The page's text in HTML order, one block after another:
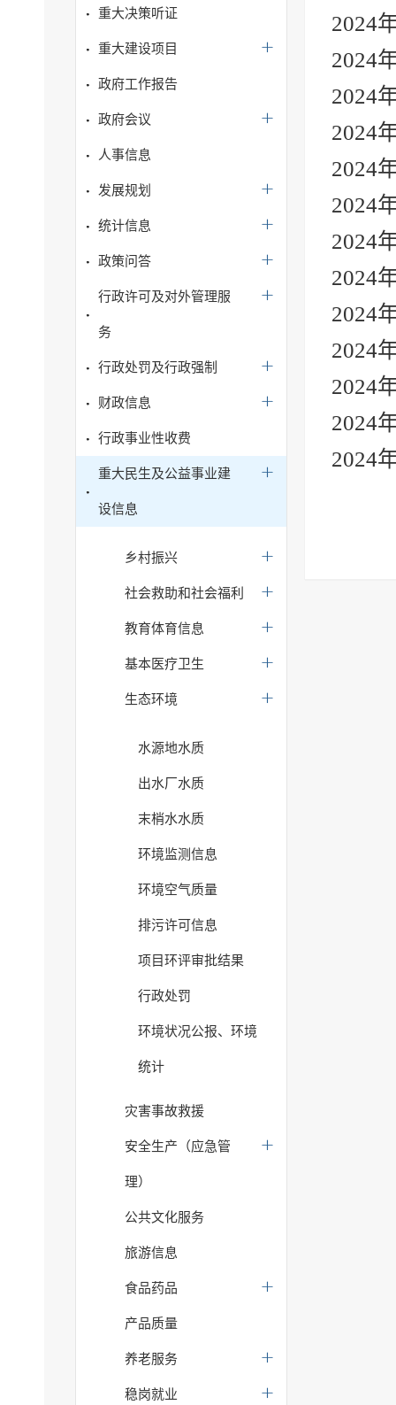
重大决策听证
重大建设项目
政府工作报告
政府会议
人事信息
发展规划
统计信息
政策问答
行政许可及对外管理服
务
行政处罚及行政强制
财政信息
行政事业性收费
重大民生及公益事业建
设信息
乡村振兴
社会救助和社会福利
教育体育信息
基本医疗卫生
生态环境
水源地水质
出水厂水质
末梢水水质
环境监测信息
环境空气质量
排污许可信息
项目环评审批结果
行政处罚
环境状况公报、环境
统计
灾害事故救援
安全生产（应急管
理）
公共文化服务
旅游信息
食品药品
产品质量
养老服务
稳岗就业
2024
2024
2024
2024
2024
2024
2024
2024
2024
2024
2024
2024
2024